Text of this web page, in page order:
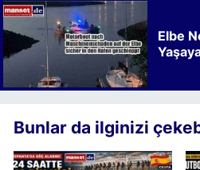
Elbe
Bunlar da ilginizi